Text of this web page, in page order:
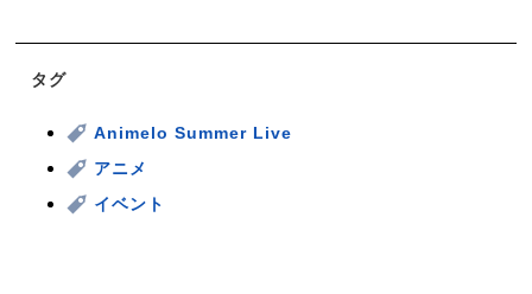
タグ
Animelo Summer Live
アニメ
イベント